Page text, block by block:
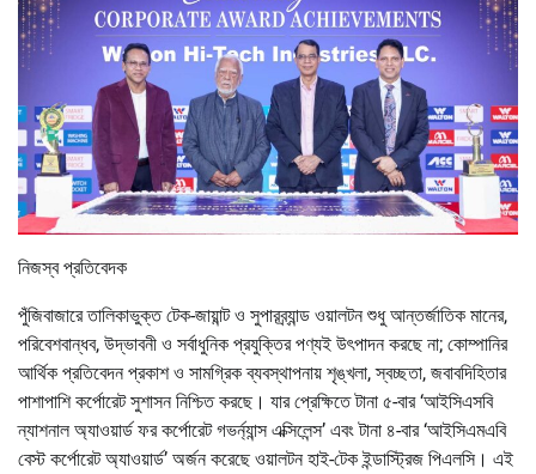
নিজস্ব প্রতিবেদক
পুঁজিবাজারে তালিকাভুক্ত টেক-জায়ান্ট ও সুপারব্র্যান্ড ওয়ালটন শুধু আন্তর্জাতিক মানের,
পরিবেশবান্ধব, উদ্ভাবনী ও সর্বাধুনিক প্রযুক্তির পণ্যই উৎপাদন করছে না; কোম্পানির
আর্থিক প্রতিবেদন প্রকাশ ও সামগ্রিক ব্যবস্থাপনায় শৃঙ্খলা, স্বচ্ছতা, জবাবদিহিতার
পাশাপাশি কর্পোরেট সুশাসন নিশ্চিত করছে। যার প্রেক্ষিতে টানা ৫-বার ‘আইসিএসবি
ন্যাশনাল অ্যাওয়ার্ড ফর কর্পোরেট গভর্ন্যান্স এক্সিলেন্স’ এবং টানা ৪-বার ‘আইসিএমএবি
বেস্ট কর্পোরেট অ্যাওয়ার্ড’ অর্জন করেছে ওয়ালটন হাই-টেক ইন্ডাস্ট্রিজ পিএলসি। এই